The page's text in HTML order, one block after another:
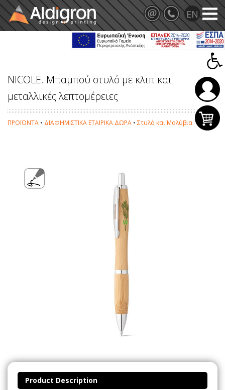
NICOLE. Μπαμπού στυλό με κλιπ και
μεταλλικές λεπτομέρειες
ΠΡΟΪΟΝΤΑ • ΔΙΑΦΗΜΙΣΤΙΚΑ ΕΤΑΙΡΙΚΑ ΔΩΡΑ • Στυλό και Μολύβια
Product Description